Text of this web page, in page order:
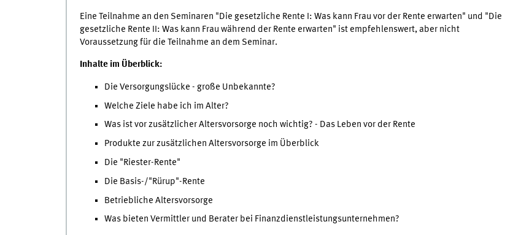
Eine Teilnahme an den Seminaren "Die gesetzliche Rente I: Was kann Frau vor der Rente erwarten" und "Die
gesetzliche Rente II: Was kann Frau während der Rente erwarten" ist empfehlenswert, aber nicht
Voraussetzung für die Teilnahme an dem Seminar.
Inhalte im Überblick:
Die Versorgungslücke - große Unbekannte?
Welche Ziele habe ich im Alter?
Was ist vor zusätzlicher Altersvorsorge noch wichtig? - Das Leben vor der Rente
Produkte zur zusätzlichen Altersvorsorge im Überblick
Die "Riester-Rente"
Die Basis-/"Rürup"-Rente
Betriebliche Altersvorsorge
Was bieten Vermittler und Berater bei Finanzdienstleistungsunternehmen?